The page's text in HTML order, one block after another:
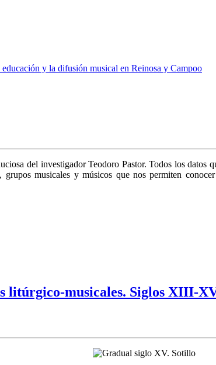
y la difusión musical en Reinosa y Campoo
del investigador Teodoro Pastor. Todos los datos
musicales y músicos que nos permiten
litúrgico-musicales. Siglos XIII-